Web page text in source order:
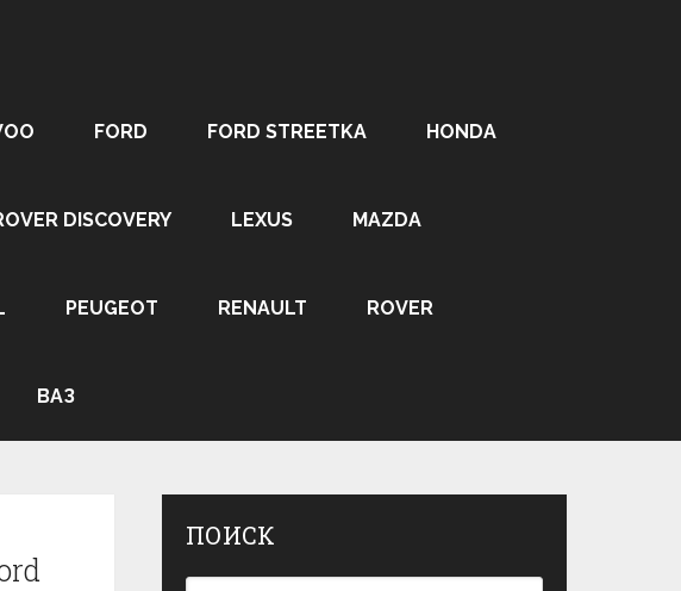
FORD FORD STREETKA HONDA
DISCOVERY LEXUS MAZDA
PEUGEOT RENAULT ROVER
ВАЗ
ПОИСК